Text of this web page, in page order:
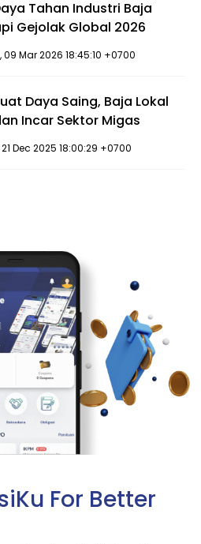
Tahan Industri Baja
Gejolak Global 2026
09 Mar 2026 18:45:10 +0700
Daya Saing, Baja Lokal
Incar Sektor Migas
Dec 2025 18:00:29 +0700
For Better